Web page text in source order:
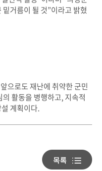
거름이 될 것”이라고 밝혔
으로도 재난에 취약한 군민
활동을 병행하고, 지속적
계획이다.